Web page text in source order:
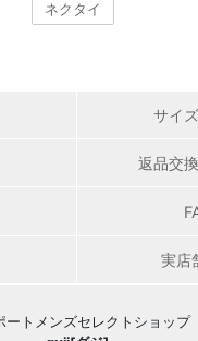
ネクタイ
サイ
返品交
実店
ートメンズセレクトショップ